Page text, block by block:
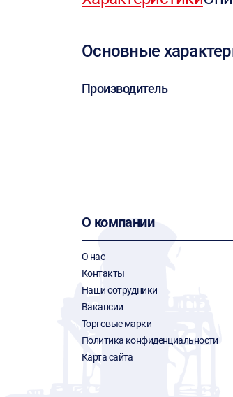
Основные
Производитель
О компании
О нас
Контакты
Наши сотрудники
Вакансии
Торговые марки
Политика конфиденциальности
Карта сайта